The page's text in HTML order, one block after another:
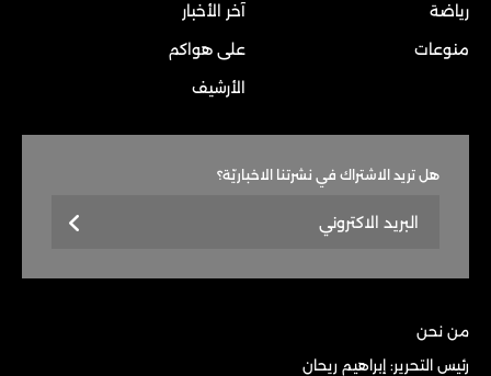
رياضة
منوعات
آخر الأخبار
على هواكم
الأرشيف
هل تريد الاشتراك في نشرتنا الاخباريّة؟
من نحن
رئيس التحرير: إبراهيم ريحان